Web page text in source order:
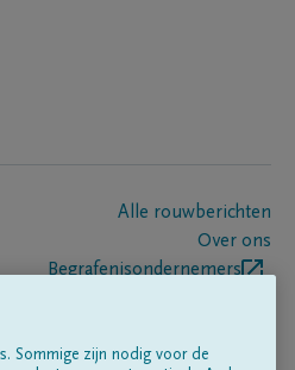
Alle rouwberichten
Over ons
Begrafenisondernemers
Sommige zijn nodig voor de